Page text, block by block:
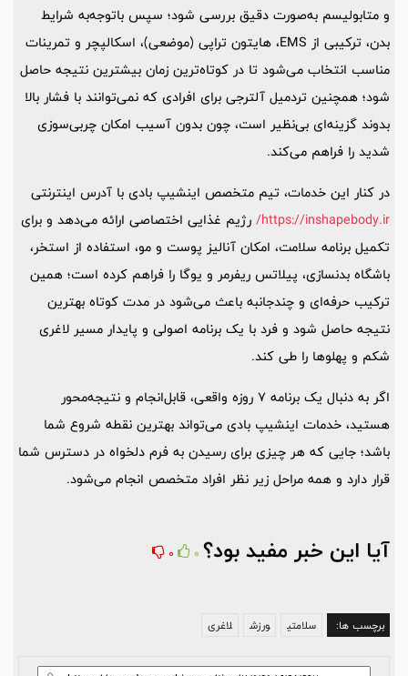
و متابولیسم به‌صورت دقیق بررسی شود؛ سپس باتوجه‌به شرایط
بدن، ترکیبی از EMS، هایتون تراپی (موضعی)، اسکالپچر و تمرینات
مناسب انتخاب می‌شود تا در کوتاه‌ترین زمان بیشترین نتیجه حاصل
شود؛ همچنین تردمیل آلترجی برای افرادی که نمی‌توانند با فشار بالا
بدوند گزینه‌ای بی‌نظیر است، چون بدون آسیب امکان چربی‌سوزی
شدید را فراهم می‌کند.
در کنار این خدمات، تیم متخصص اینشیپ بادی با آدرس اینترنتی
https://inshapebody.ir/ رژیم غذایی اختصاصی ارائه می‌دهد و برای
تکمیل برنامه سلامت، امکان آنالیز پوست و مو، استفاده از استخر،
باشگاه بدنسازی، پیلاتس ریفرمر و یوگا را فراهم کرده است؛ همین
ترکیب حرفه‌ای و چندجانبه باعث می‌شود در مدت کوتاه بهترین
نتیجه حاصل شود و فرد با یک برنامه اصولی و پایدار مسیر لاغری
شکم و پهلوها را طی کند.
اگر به دنبال یک برنامه 7 روزه واقعی، قابل‌انجام و نتیجه‌محور
هستید، خدمات اینشیپ بادی می‌تواند بهترین نقطه شروع شما
باشد؛ جایی که هر چیزی برای رسیدن به فرم دلخواه در دسترس شما
قرار دارد و همه مراحل زیر نظر افراد متخصص انجام می‌شود.
آیا این خبر مفید بود؟ 0
0
برچسب ها: سلامتی ورزش لاغری